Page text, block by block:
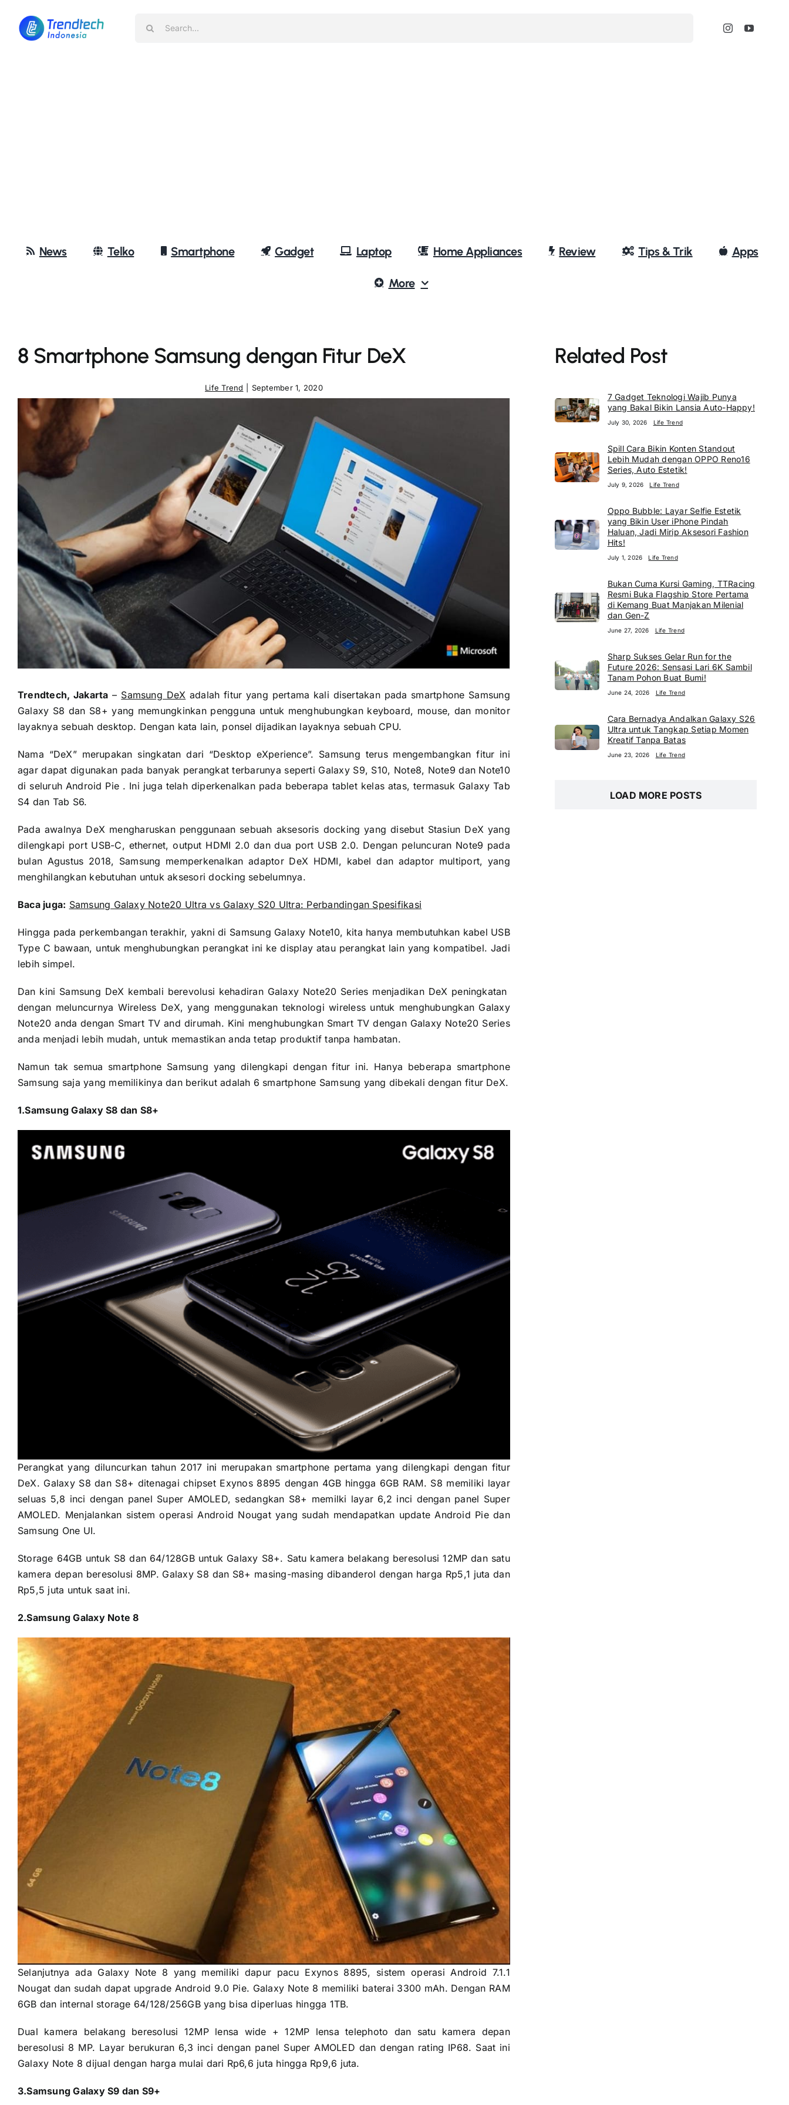
content
News Telko Smartphone Gadget Laptop Home Appliances Review Tips & Trik Apps
More
8 Smartphone Samsung dengan Fitur DeX
Life Trend September 1, 2020
Trendtech, Jakarta – Samsung DeX adalah fitur yang pertama kali disertakan pada smartphone Samsung
Galaxy S8 dan S8+ yang memungkinkan pengguna untuk menghubungkan keyboard, mouse, dan monitor
layaknya sebuah desktop. Dengan kata lain, ponsel dijadikan layaknya sebuah CPU.
Nama “DeX” merupakan singkatan dari “Desktop eXperience”. Samsung terus mengembangkan fitur ini
agar dapat digunakan pada banyak perangkat terbarunya seperti Galaxy S9, S10, Note8, Note9 dan Note10
di seluruh Android Pie . Ini juga telah diperkenalkan pada beberapa tablet kelas atas, termasuk Galaxy Tab
S4 dan Tab S6.
Pada awalnya DeX mengharuskan penggunaan sebuah aksesoris docking yang disebut Stasiun DeX yang
dilengkapi port USB-C, ethernet, output HDMI 2.0 dan dua port USB 2.0. Dengan peluncuran Note9 pada
bulan Agustus 2018, Samsung memperkenalkan adaptor DeX HDMI, kabel dan adaptor multiport, yang
menghilangkan kebutuhan untuk aksesori docking sebelumnya.
Baca juga: Samsung Galaxy Note20 Ultra vs Galaxy S20 Ultra: Perbandingan Spesifikasi
Hingga pada perkembangan terakhir, yakni di Samsung Galaxy Note10, kita hanya membutuhkan kabel USB
Type C bawaan, untuk menghubungkan perangkat ini ke display atau perangkat lain yang kompatibel. Jadi
lebih simpel.
Dan kini Samsung DeX kembali berevolusi kehadiran Galaxy Note20 Series menjadikan DeX peningkatan
dengan meluncurnya Wireless DeX, yang menggunakan teknologi wireless untuk menghubungkan Galaxy
Note20 anda dengan Smart TV and dirumah. Kini menghubungkan Smart TV dengan Galaxy Note20 Series
anda menjadi lebih mudah, untuk memastikan anda tetap produktif tanpa hambatan.
Namun tak semua smartphone Samsung yang dilengkapi dengan fitur ini. Hanya beberapa smartphone
Samsung saja yang memilikinya dan berikut adalah 6 smartphone Samsung yang dibekali dengan fitur DeX.
1.Samsung Galaxy S8 dan S8+
Perangkat yang diluncurkan tahun 2017 ini merupakan smartphone pertama yang dilengkapi dengan fitur
DeX. Galaxy S8 dan S8+ ditenagai chipset Exynos 8895 dengan 4GB hingga 6GB RAM. S8 memiliki layar
seluas 5,8 inci dengan panel Super AMOLED, sedangkan S8+ memilki layar 6,2 inci dengan panel Super
AMOLED. Menjalankan sistem operasi Android Nougat yang sudah mendapatkan update Android Pie dan
Samsung One UI.
Storage 64GB untuk S8 dan 64/128GB untuk Galaxy S8+. Satu kamera belakang beresolusi 12MP dan satu
kamera depan beresolusi 8MP. Galaxy S8 dan S8+ masing-masing dibanderol dengan harga Rp5,1 juta dan
Rp5,5 juta untuk saat ini.
2.Samsung Galaxy Note 8
Selanjutnya ada Galaxy Note 8 yang memiliki dapur pacu Exynos 8895, sistem operasi Android 7.1.1
Nougat dan sudah dapat upgrade Android 9.0 Pie. Galaxy Note 8 memiliki baterai 3300 mAh. Dengan RAM
6GB dan internal storage 64/128/256GB yang bisa diperluas hingga 1TB.
Dual kamera belakang beresolusi 12MP lensa wide + 12MP lensa telephoto dan satu kamera depan
beresolusi 8 MP. Layar berukuran 6,3 inci dengan panel Super AMOLED dan dengan rating IP68. Saat ini
Galaxy Note 8 dijual dengan harga mulai dari Rp6,6 juta hingga Rp9,6 juta.
3.Samsung Galaxy S9 dan S9+
Related Post
7 Gadget Teknologi Wajib Punya
yang Bakal Bikin Lansia Auto-Happy!
July 30, 2026 Life Trend
Spill Cara Bikin Konten Standout
Lebih Mudah dengan OPPO Reno16
Series, Auto Estetik!
July 9, 2026 Life Trend
Oppo Bubble: Layar Selfie Estetik
yang Bikin User iPhone Pindah
Haluan, Jadi Mirip Aksesori Fashion
Hits!
July 1, 2026 Life Trend
Bukan Cuma Kursi Gaming, TTRacing
Resmi Buka Flagship Store Pertama
di Kemang Buat Manjakan Milenial
dan Gen-Z
June 27, 2026 Life Trend
Sharp Sukses Gelar Run for the
Future 2026: Sensasi Lari 6K Sambil
Tanam Pohon Buat Bumi!
June 24, 2026 Life Trend
Cara Bernadya Andalkan Galaxy S26
Ultra untuk Tangkap Setiap Momen
Kreatif Tanpa Batas
June 23, 2026 Life Trend
LOAD MORE POSTS